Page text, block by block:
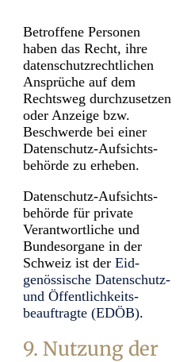
Betroffene Personen
haben das Recht, ihre
daten­schutz­rechtlichen
Ansprüche auf dem
Recht­sweg durch­zusetzen
oder Anzeige bzw.
Beschwerde bei einer
Daten­schutz-Auf­sichts­
behörde zu erheben.
Daten­schutz-Aufsichts­
behörde für private
Verantwortliche und
Bundes­organe in der
Schweiz ist der Eid­
genössische Daten­schutz-
und Öffentlich­keits­
beauftragte (EDÖB).
9. Nutzung der